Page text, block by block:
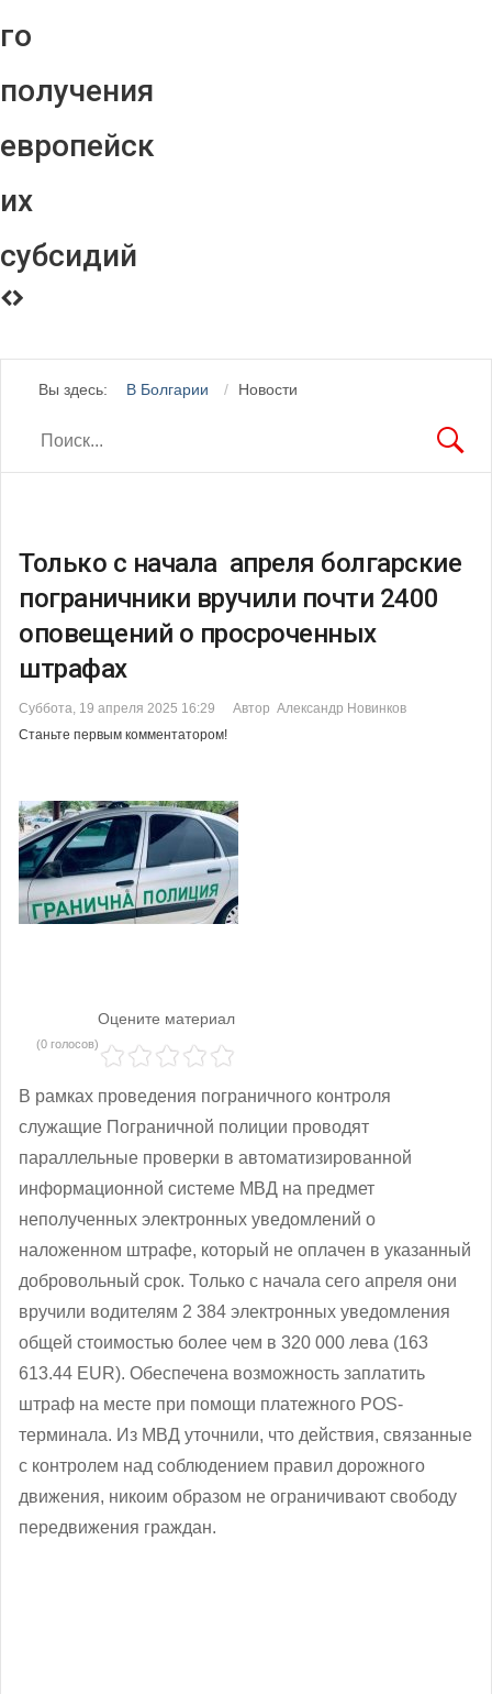
го
получения
европейск
их
субсидий
Вы здесь: В Болгарии Новости
Только с начала апреля болгарские
пограничники вручили почти 2400
оповещений о просроченных
штрафах
Суббота, 19 апреля 2025 16:29
Автор Александр Новинков
Станьте первым комментатором!
Оцените материал
(0 голосов)
В рамках проведения пограничного контроля
служащие Пограничной полиции проводят
параллельные проверки в автоматизированной
информационной системе МВД на предмет
неполученных электронных уведомлений о
наложенном штрафе, который не оплачен в указанный
добровольный срок. Только с начала сего апреля они
вручили водителям 2 384 электронных уведомления
общей стоимостью более чем в 320 000 лева (163
613.44 EUR). Обеспечена возможность заплатить
штраф на месте при помощи платежного POS-
терминала. Из МВД уточнили, что действия, связанные
с контролем над соблюдением правил дорожного
движения, никоим образом не ограничивают свободу
передвижения граждан.